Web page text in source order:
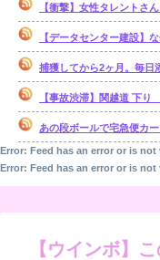
【衝撃】女性タレントさ
【データセンター建設】
捕獲してから2ヶ月。毎日添い寝してくれた
【事故渋滞】関越道 下り 藤岡JCT付近＆
あの段ボールで宅急便カ
Error: Feed has an error or is not
Error: Feed has an error or is not
【ウインボ】